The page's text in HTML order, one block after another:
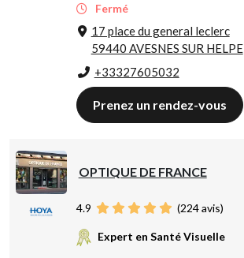
Fermé
17 place du general leclerc
59440 AVESNES SUR HELPE
+33327605032
Prenez un rendez-vous
OPTIQUE DE FRANCE
4.9 (224avis)
Expert en Santé Visuelle